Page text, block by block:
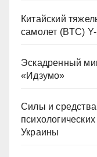
Китайский
самолет (BTC)
Эскадренный
«Идзумо»
Силы и
Украины